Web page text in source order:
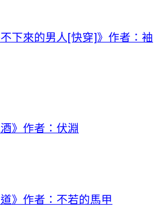
不下來的男人[快穿]》作者：袖
酒》作者：伏淵
道》作者：不若的馬甲